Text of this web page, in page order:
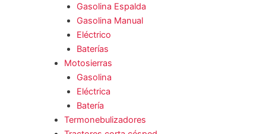
Gasolina Espalda
Gasolina Manual
Eléctrico
Baterías
Motosierras
Gasolina
Eléctrica
Batería
Termonebulizadores